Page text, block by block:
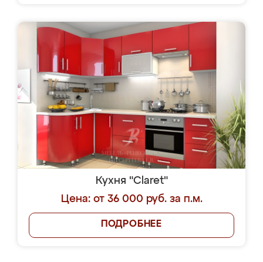
Кухня "Claret"
Цена: от 36 000 руб. за п.м.
ПОДРОБНЕЕ